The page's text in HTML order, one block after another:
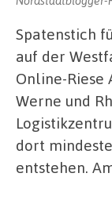
Spatenstich
auf der
Online-
Werne und
dort
entstehen.